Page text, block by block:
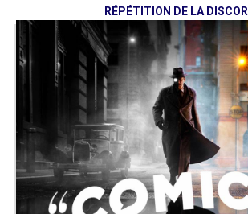
RÉPÉTITION DE LA